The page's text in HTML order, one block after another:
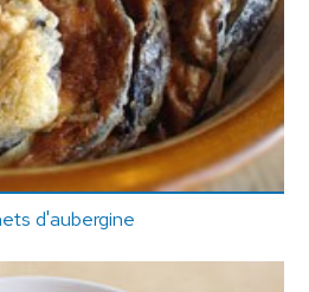
d'aubergine